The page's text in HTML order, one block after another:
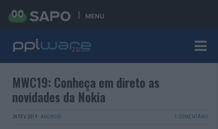
MENU
MWC19: Conheça em direto as
novidades da Nokia
24 FEV 2019 · ANDROID 1 COMENTÁRIO